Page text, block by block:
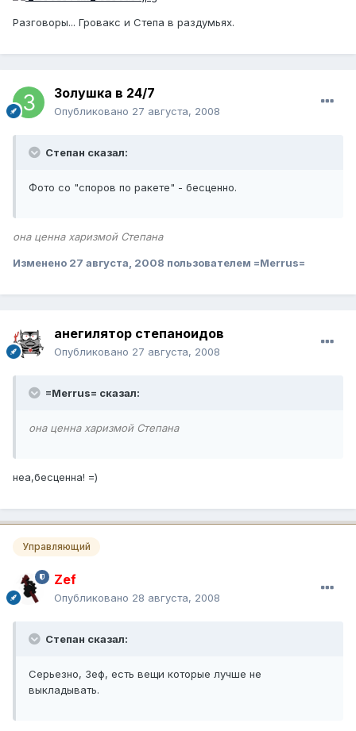
Разговоры... Гровакс и Степа в раздумьях.
Золушка в 24/7
Опубликовано 27 августа, 2008
Степан сказал:
Фото со "споров по ракете" - бесценно.
она ценна харизмой Степана
Изменено 27 августа, 2008 пользователем =Merrus=
анегилятор степаноидов
Опубликовано 27 августа, 2008
=Merrus= сказал:
она ценна харизмой Степана
неа,бесценна! =)
Управляющий
Zef
Опубликовано 28 августа, 2008
Степан сказал:
Серьезно, Зеф, есть вещи которые лучше не
выкладывать.